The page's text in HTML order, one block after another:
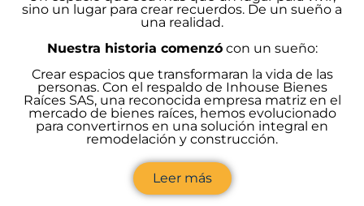
sino un lugar para crear recuerdos. De un sueño a
una realidad.
Nuestra historia comenzócon un sueño:
Crear espacios que transformaran la vida de las
personas. Con el respaldo de Inhouse Bienes
Raíces SAS, una reconocida empresa matriz en el
mercado de bienes raíces, hemos evolucionado
para convertirnos en una solución integral en
remodelación y construcción.
Leer más